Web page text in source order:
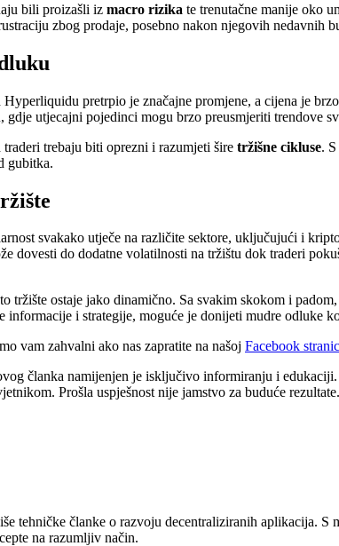
bili proizašli iz macro rizika te trenutačne manije oko
zbog prodaje, posebno nakon njegovih nedavnih
pretrpio je značajne promjene, a cijena je
utjecajni pojedinci mogu brzo preusmjeriti trendove
trebaju biti oprezni i razumjeti šire tržišne cikluse.
gubitka.
svakako utječe na različite sektore, uključujući i
dovesti do dodatne volatilnosti na tržištu dok traderi
tržište ostaje jako dinamično. Sa svakim skokom i
i strategije, moguće je donijeti mudre odluke
vam zahvalni ako nas zapratite na našoj Facebook
članka namijenjen je isključivo informiranju i
Prošla uspješnost nije jamstvo za buduće
tehničke članke o razvoju decentraliziranih aplikacija.
na razumljiv način.